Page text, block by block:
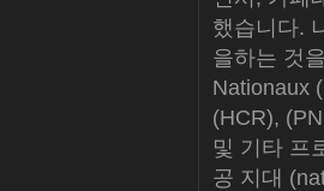
했습니다.
을하는 것
Nationaux
(HCR),
및 기타 프
공 지대